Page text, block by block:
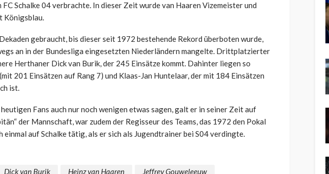
Schalke 04 verbrachte. In dieser Zeit wurde van Haaren Vizemeister und
Königsblau.
gebraucht, bis dieser seit 1972 bestehende Rekord überboten wurde,
an in der Bundesliga eingesetzten Niederländern mangelte. Drittplatzierter
Herthaner Dick van Burik, der 245 Einsätze kommt. Dahinter liegen so
201 Einsätzen auf Rang 7) und Klaas-Jan Huntelaar, der mit 184 Einsätzen
ist.
Fans auch nur noch wenigen etwas sagen, galt er in seiner Zeit auf
der Mannschaft, war zudem der Regisseur des Teams, das 1972 den Pokal
auf Schalke tätig, als er sich als Jugendtrainer bei S04 verdingte.
Dick van Burik Heinz van Haaren
Jeffrey Gouweleeuw